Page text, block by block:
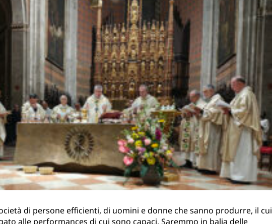
di persone efficienti, di uomini e donne che sanno produrre, il cui
alle performances di cui sono capaci. Saremmo in balia delle